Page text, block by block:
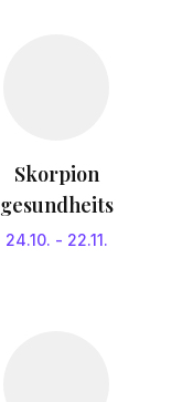
Skorpion
gesundheits
24.10. - 22.11.